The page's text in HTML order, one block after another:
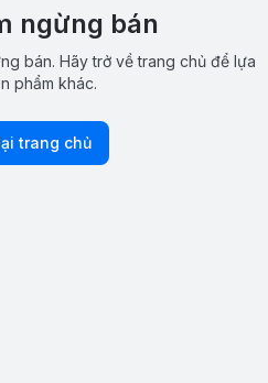
ngừng bán
bán. Hãy trở về trang chủ để lựa
phẩm khác.
trang chủ